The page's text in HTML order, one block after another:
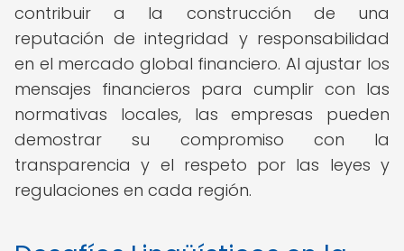
contribuir a la construcción de una
reputación de integridad y responsabilidad
en el mercado global financiero. Al ajustar los
mensajes financieros para cumplir con las
normativas locales, las empresas pueden
demostrar su compromiso con la
transparencia y el respeto por las leyes y
regulaciones en cada región.